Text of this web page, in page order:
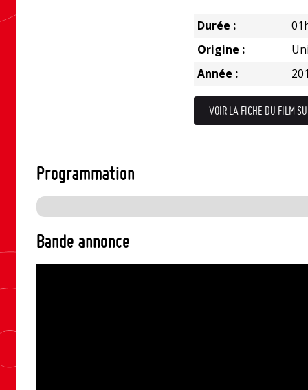
Durée :
Origine :
Année :
VOIR LA FICHE DU FILM
Programmation
Bande annonce